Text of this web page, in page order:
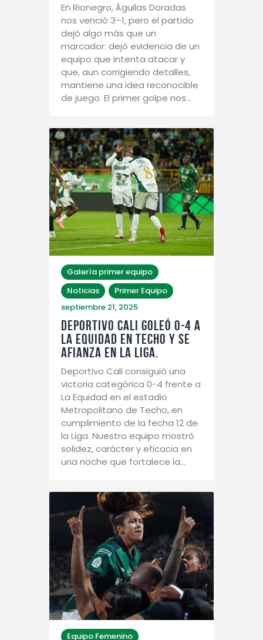
En Rionegro, Águilas Doradas
nos venció 3–1, pero el partido
dejó algo más que un
marcador: dejó evidencia de un
equipo que intenta atacar y
que, aun corrigiendo detalles,
mantiene una idea reconocible
de juego. El primer golpe nos…
Galería primer equipo
Noticias
Primer Equipo
septiembre 21, 2025
Deportivo Cali goleó 0-4 a
La Equidad en Techo y se
afianza en la Liga.
Deportivo Cali consiguió una
victoria categórica 0-4 frente a
La Equidad en el estadio
Metropolitano de Techo, en
cumplimiento de la fecha 12 de
la Liga. Nuestro equipo mostró
solidez, carácter y eficacia en
una noche que fortalece la…
Equipo Femenino